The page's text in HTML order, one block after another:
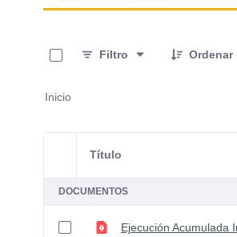
Filtro
Ordenar
Inicio
Selección del elemento
Título
DOCUMENTOS
Ejecución Acumulada